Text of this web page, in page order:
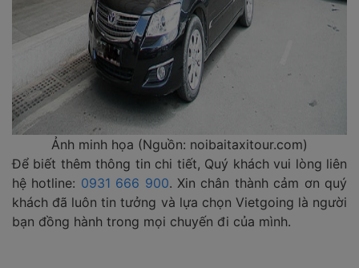
Ảnh minh họa (Nguồn: noibaitaxitour.com)
Để biết thêm thông tin chi tiết, Quý khách vui lòng liên
hệ hotline: 0931 666 900. Xin chân thành cảm ơn quý
khách đã luôn tin tưởng và lựa chọn Vietgoing là người
bạn đồng hành trong mọi chuyến đi của mình.